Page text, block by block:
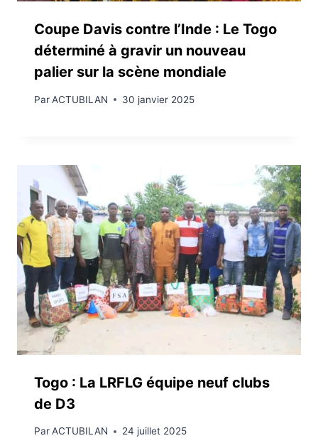
Coupe Davis contre l’Inde : Le Togo
déterminé à gravir un nouveau
palier sur la scène mondiale
ParACTUBILAN 30 janvier 2025
Togo : La LRFLG équipe neuf clubs
de D3
ParACTUBILAN 24 juillet 2025